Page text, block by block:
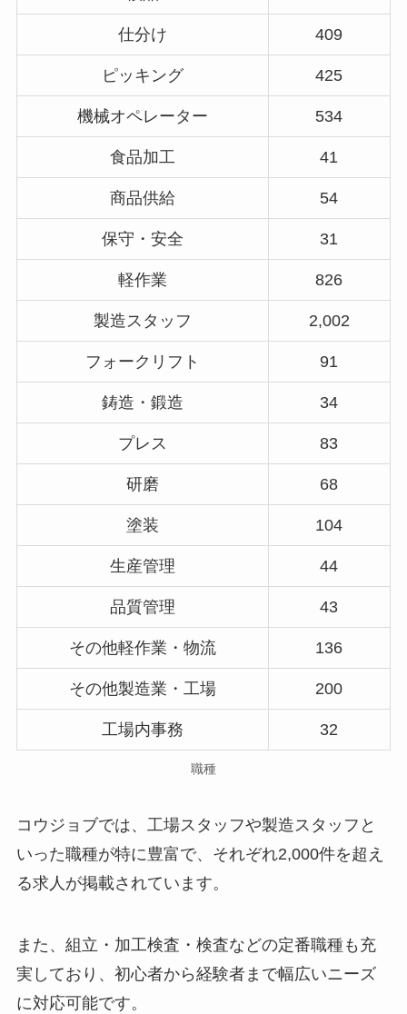
仕分け 409
ピッキング 425
機械オペレーター 534
食品加工 41
商品供給 54
保守・安全 31
軽作業 826
製造スタッフ 2,002
フォークリフト 91
鋳造・鍛造 34
プレス 83
研磨 68
塗装 104
生産管理 44
品質管理 43
その他軽作業・物流 136
その他製造業・工場 200
工場内事務 32
職種
コウジョブでは、工場スタッフや製造スタッフと
いった職種が特に豊富で、それぞれ2,000件を超え
る求人が掲載されています。
また、組立・加工検査・検査などの定番職種も充
実しており、初心者から経験者まで幅広いニーズ
に対応可能です。